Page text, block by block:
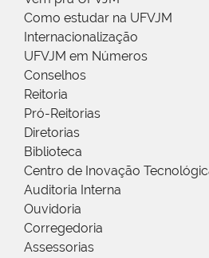
Como estudar na UFVJM
Internacionalização
UFVJM em Números
Conselhos
Reitoria
Pró-Reitorias
Diretorias
Biblioteca
Centro de Inovação
Auditoria Interna
Ouvidoria
Corregedoria
Assessorias